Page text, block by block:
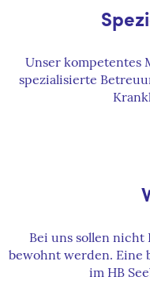
Unser kompetentes
spezialisierte
Bei uns sollen nicht
bewohnt werden. Eine
im HB